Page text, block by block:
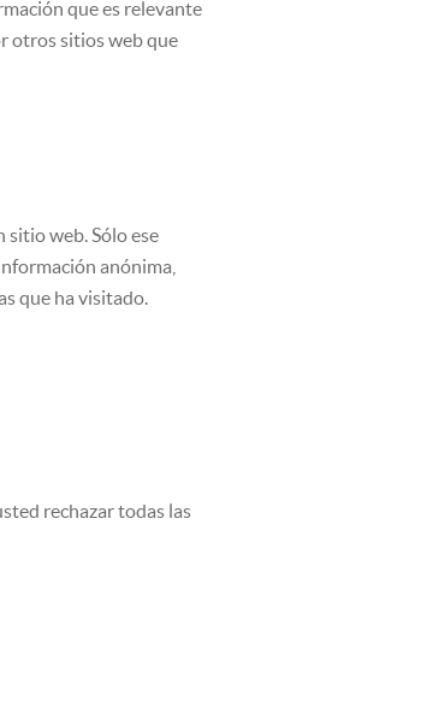
que es relevante
otros sitios web que
sitio web. Sólo ese
anónima,
que ha visitado.
rechazar todas las